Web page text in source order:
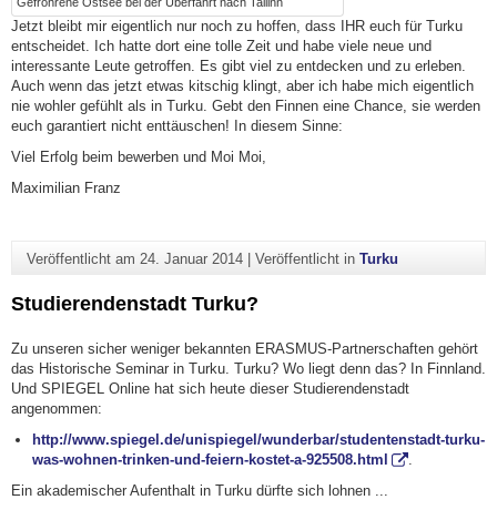
Jetzt bleibt mir eigentlich nur noch zu hoffen, dass IHR euch für Turku
entscheidet. Ich hatte dort eine tolle Zeit und habe viele neue und
interessante Leute getroffen. Es gibt viel zu entdecken und zu erleben.
Auch wenn das jetzt etwas kitschig klingt, aber ich habe mich eigentlich
nie wohler gefühlt als in Turku. Gebt den Finnen eine Chance, sie werden
euch garantiert nicht enttäuschen! In diesem Sinne:
Viel Erfolg beim bewerben und Moi Moi,
Maximilian Franz
Veröffentlicht am 24. Januar 2014| Veröffentlicht in Turku
Studierendenstadt Turku?
Zu unseren sicher weniger bekannten ERASMUS-Partnerschaften gehört
das Historische Seminar in Turku. Turku? Wo liegt denn das? In Finnland.
Und SPIEGEL Online hat sich heute dieser Studierendenstadt
angenommen:
http://www.spiegel.de/unispiegel/wunderbar/studentenstadt-turku-
was-wohnen-trinken-und-feiern-kostet-a-925508.html
Ein akademischer Aufenthalt in Turku dürfte sich lohnen ...